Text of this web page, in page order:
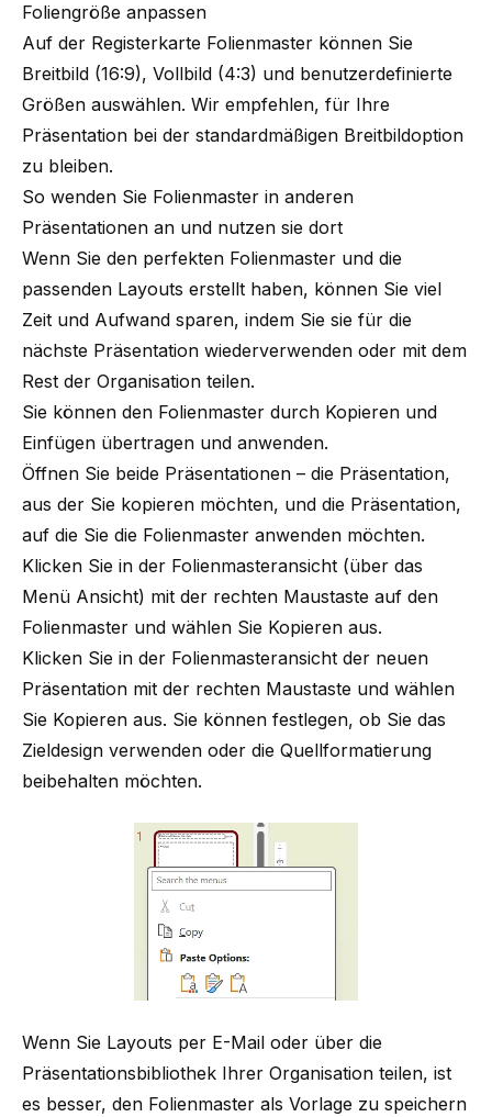
Foliengröße anpassen
Auf der Registerkarte Folienmaster können Sie
Breitbild (16:9), Vollbild (4:3) und benutzerdefinierte
Größen auswählen. Wir empfehlen, für Ihre
Präsentation bei der standardmäßigen Breitbildoption
zu bleiben.
So wenden Sie Folienmaster in anderen
Präsentationen an und nutzen sie dort
Wenn Sie den perfekten Folienmaster und die
passenden Layouts erstellt haben, können Sie viel
Zeit und Aufwand sparen, indem Sie sie für die
nächste Präsentation wiederverwenden oder mit dem
Rest der Organisation teilen.
Sie können den Folienmaster durch Kopieren und
Einfügen übertragen und anwenden.
Öffnen Sie beide Präsentationen – die Präsentation,
aus der Sie kopieren möchten, und die Präsentation,
auf die Sie die Folienmaster anwenden möchten.
Klicken Sie in der Folienmasteransicht (über das
Menü Ansicht) mit der rechten Maustaste auf den
Folienmaster und wählen Sie Kopieren aus.
Klicken Sie in der Folienmasteransicht der neuen
Präsentation mit der rechten Maustaste und wählen
Sie Kopieren aus. Sie können festlegen, ob Sie das
Zieldesign verwenden oder die Quellformatierung
beibehalten möchten.
Wenn Sie Layouts per E-Mail oder über die
Präsentationsbibliothek Ihrer Organisation teilen, ist
es besser, den Folienmaster als Vorlage zu speichern